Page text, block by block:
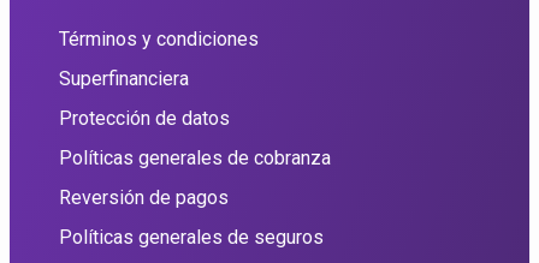
Términos y condiciones
Superfinanciera
Protección de datos
Políticas generales de cobranza
Reversión de pagos
Políticas generales de seguros